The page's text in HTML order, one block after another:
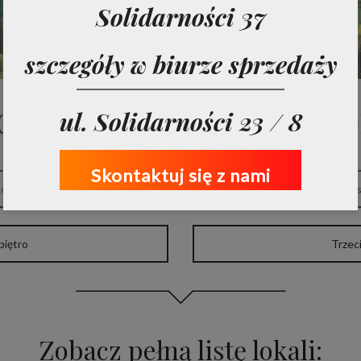
listę lokali według
Zobacz pełną listę lokali:
Solidarności 37
szczegóły w biurze sprzedaży
ul. Solidarności 23 / 8
Skontaktuj się z nami